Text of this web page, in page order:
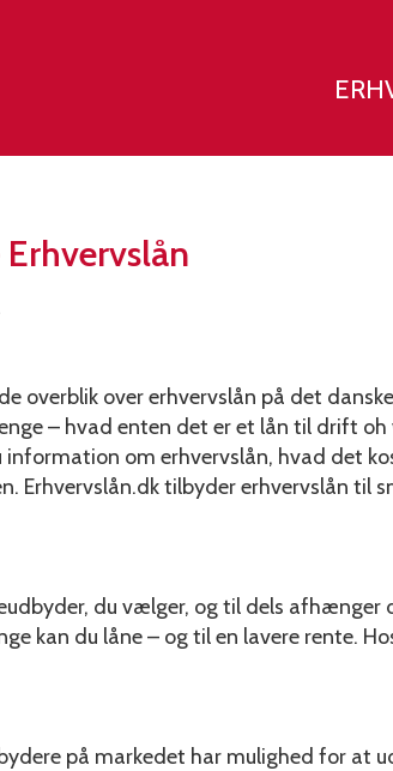
overblik over erhvervslån på det
– hvad enten det er et lån til drift
om erhvervslån, hvad det
Erhvervslån.dk tilbyder erhvervslån til
du vælger, og til dels afhænger
kan du låne – og til en lavere rente.
på markedet har mulighed for at